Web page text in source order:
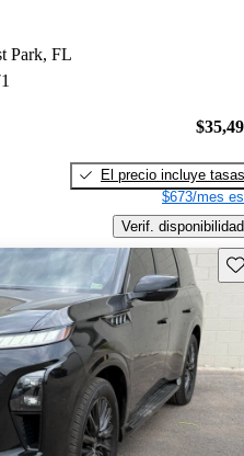
Park, FL
El precio incluye tasas
$673/mes
Verif. disponibilidad